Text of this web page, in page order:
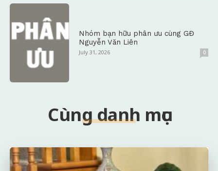
Nhóm bạn hữu phân ưu cùng GĐ
Nguyễn Văn Liên
July 31, 2026 0
Cùng danh mục